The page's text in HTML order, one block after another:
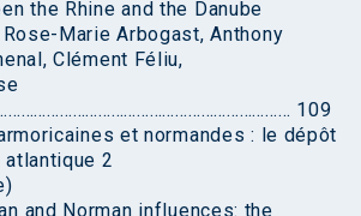
the Rhine and the Danube
Marie Arbogast, Anthony
Clément Féliu,
109
et normandes : le dépôt
atlantique 2
and Norman influences: the